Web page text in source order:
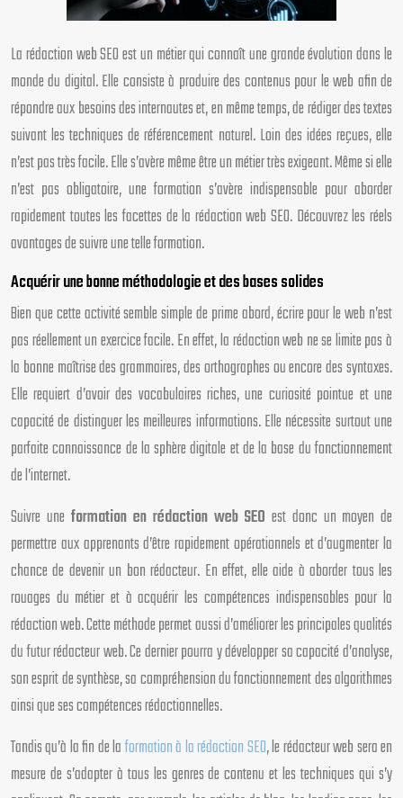
La rédaction web SEO est un métier qui connaît une grande évolution dans le
monde du digital. Elle consiste à produire des contenus pour le web afin de
répondre aux besoins des internautes et, en même temps, de rédiger des textes
suivant les techniques de référencement naturel. Loin des idées reçues, elle
n’est pas très facile. Elle s’avère même être un métier très exigeant. Même si elle
n’est pas obligatoire, une formation s’avère indispensable pour aborder
rapidement toutes les facettes de la rédaction web SEO. Découvrez les réels
avantages de suivre une telle formation.
Acquérir une bonne méthodologie et des bases solides
Bien que cette activité semble simple de prime abord, écrire pour le web n’est
pas réellement un exercice facile. En effet, la rédaction web ne se limite pas à
la bonne maîtrise des grammaires, des orthographes ou encore des syntaxes.
Elle requiert d’avoir des vocabulaires riches, une curiosité pointue et une
capacité de distinguer les meilleures informations. Elle nécessite surtout une
parfaite connaissance de la sphère digitale et de la base du fonctionnement
de l’internet.
Suivre une formation en rédaction web SEO est donc un moyen de
permettre aux apprenants d’être rapidement opérationnels et d’augmenter la
chance de devenir un bon rédacteur. En effet, elle aide à aborder tous les
rouages du métier et à acquérir les compétences indispensables pour la
rédaction web. Cette méthode permet aussi d’améliorer les principales qualités
du futur rédacteur web. Ce dernier pourra y développer sa capacité d’analyse,
son esprit de synthèse, sa compréhension du fonctionnement des algorithmes
ainsi que ses compétences rédactionnelles.
Tandis qu’à la fin de laformation à la rédaction SEO, le rédacteur web sera en
mesure de s’adapter à tous les genres de contenu et les techniques qui s’y